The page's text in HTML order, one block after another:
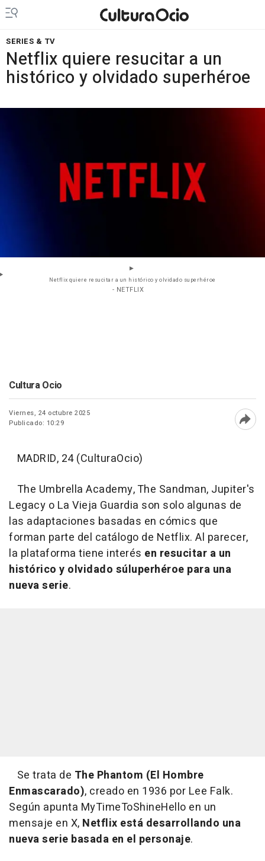
SERIES & TV
Netflix quiere resucitar a un
histórico y olvidado superhéroe
Netflix quiere resucitar a un histórico y olvidado superhéroe
- NETFLIX
Cultura Ocio
Viernes, 24 octubre 2025
Publicado: 10:29
MADRID, 24 (CulturaOcio)
The Umbrella Academy, The Sandman, Jupiter's
Legacy o La Vieja Guardia son solo algunas de
las adaptaciones basadas en cómics que
forman parte del catálogo de Netflix. Al parecer,
la plataforma tiene interés en resucitar a un
histórico y olvidado súluperhéroe para una
nueva serie.
Se trata de The Phantom (El Hombre
Enmascarado), creado en 1936 por Lee Falk.
Según apunta MyTimeToShineHello en un
mensaje en X, Netflix está desarrollando una
nueva serie basada en el personaje.